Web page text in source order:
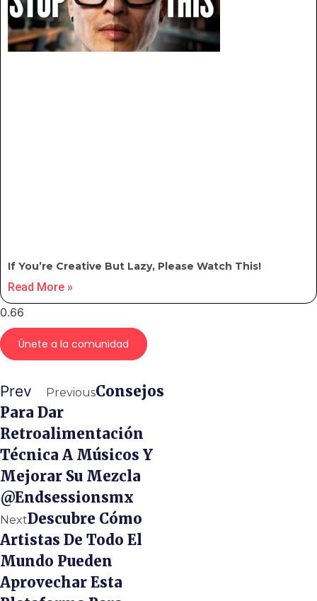
If You’re Creative But Lazy, Please Watch This!
Read More »
Únete a la comunidad
Prev PreviousConsejos
Para Dar
Retroalimentación
Técnica A Músicos Y
Mejorar Su Mezcla
@endsessionsmx
NextDescubre Cómo
Artistas De Todo El
Mundo Pueden
Aprovechar Esta